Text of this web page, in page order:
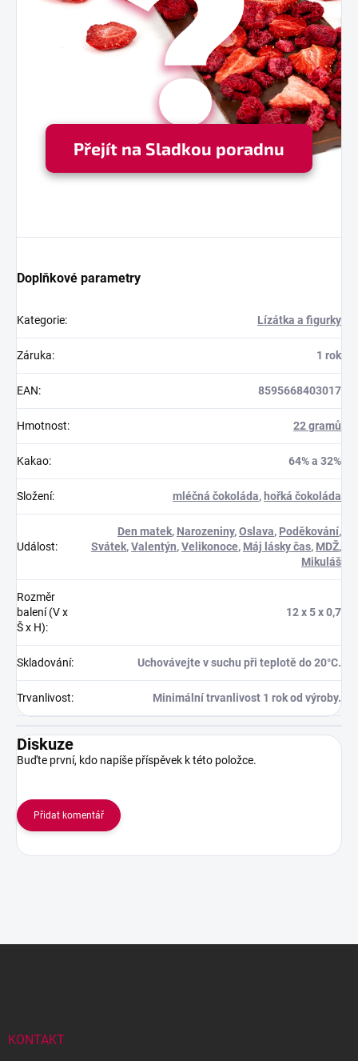
Přejít na Sladkou poradnu
Doplňkové parametry
Kategorie: Lízátka a figurky
Záruka: 1 rok
EAN: 8595668403017
Hmotnost: 22 gramů
Kakao: 64% a 32%
Složení: mléčná čokoláda, hořká čokoláda
Událost:
Den matek, Narozeniny,Oslava, Poděkování,
Svátek,Valentýn,Velikonoce, Máj lásky čas, MDŽ,
Mikuláš
Rozměr
balení (V x
Š x H):
12 x 5 x 0,7
Skladování: Uchovávejte v suchu při teplotě do 20°C.
Trvanlivost: Minimální trvanlivost 1 rok od výroby.
Diskuze
Buďte první, kdo napíše příspěvek k této položce.
Přidat komentář
KONTAKT